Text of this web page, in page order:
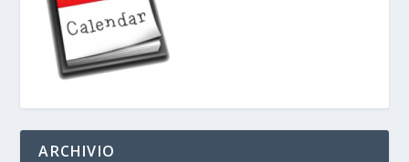
ARCHIVIO